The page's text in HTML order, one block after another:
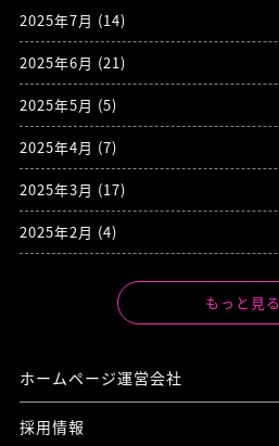
2025年7月 (14)
2025年6月 (21)
2025年5月 (5)
2025年4月 (7)
2025年3月 (17)
2025年2月 (4)
もっと見る
ホームページ運営会社
採用情報